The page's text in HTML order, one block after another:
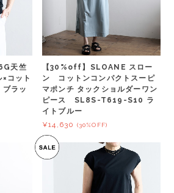
天竺
コット
ラッ
【30%off】SLOANE スロー
ン コットンコンパクトスーピ
マポンチ タックショルダーワン
ピース SL8S-T619-S10 ラ
イトブルー
¥14,630
(30%OFF)